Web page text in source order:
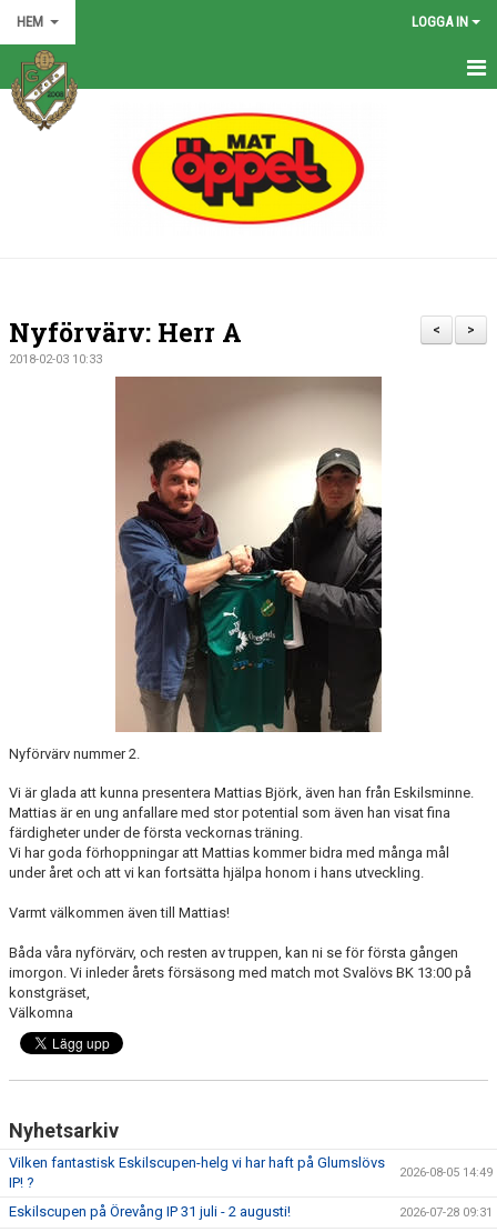
HEM LOGGA IN
HEM
KALENDER
KLÄDKOLLEKTION
FOTBOLLSSKOLAN 2026
>
<
Nyförvärv: Herr A
2018-02-03 10:33
Nyförvärv nummer 2.
Vi är glada att kunna presentera Mattias Björk, även han från Eskilsminne.
Mattias är en ung anfallare med stor potential som även han visat fina
färdigheter under de första veckornas träning.
Vi har goda förhoppningar att Mattias kommer bidra med många mål
under året och att vi kan fortsätta hjälpa honom i hans utveckling.
Varmt välkommen även till Mattias!
Båda våra nyförvärv, och resten av truppen, kan ni se för första gången
imorgon. Vi inleder årets försäsong med match mot Svalövs BK 13:00 på
konstgräset,
Välkomna
Nyhetsarkiv
Vilken fantastisk Eskilscupen-helg vi har haft på Glumslövs
IP! ?
2026-08-05 14:49
Eskilscupen på Örevång IP 31 juli - 2 augusti! 2026-07-28 09:31